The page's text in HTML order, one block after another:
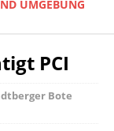
UMGEBUNG
PCI
Bote